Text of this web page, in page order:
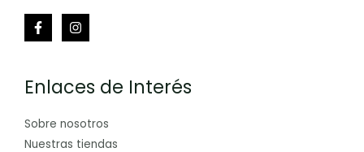
Enlaces de Interés
Sobre nosotros
Nuestras tiendas